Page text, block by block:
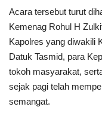
Acara tersebut turut
Kemenag Rohul H
Kapolres yang diwakili
Datuk Tasmid, para
tokoh masyarakat,
sejak pagi telah
semangat.